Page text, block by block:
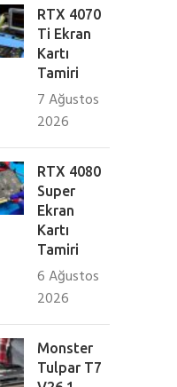
RTX 4070
Ti Ekran
Kartı
Tamiri
7 Ağustos
2026
RTX 4080
Super
Ekran
Kartı
Tamiri
6 Ağustos
2026
Monster
Tulpar T7